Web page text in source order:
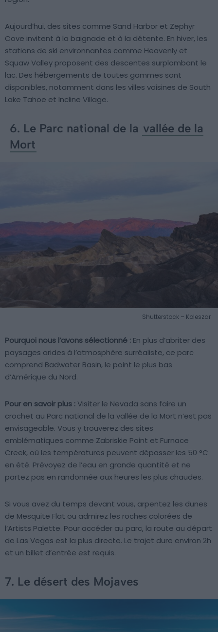
Aujourd’hui, des sites comme Sand Harbor et Zephyr
Cove invitent à la baignade et à la détente. En hiver, les
stations de ski environnantes comme Heavenly et
Squaw Valley proposent des descentes surplombant le
lac. Des hébergements de toutes gammes sont
disponibles, notamment dans les villes voisines de South
Lake Tahoe et Incline Village.
6. Le Parc national de la vallée de la
Mort
Shutterstock – Koleszar
Pourquoi nous l’avons sélectionné : En plus d’abriter des
paysages arides à l’atmosphère surréaliste, ce parc
comprend Badwater Basin, le point le plus bas
d’Amérique du Nord.
Pour en savoir plus :Visiter le Nevada sans faire un
crochet au Parc national de la vallée de la Mort n’est pas
envisageable. Vous y trouverez des sites
emblématiques comme Zabriskie Point et Furnace
Creek, où les températures peuvent dépasser les 50 °C
en été. Prévoyez de l’eau en grande quantité et ne
partez pas en randonnée aux heures les plus chaudes.
Si vous avez du temps devant vous, arpentez les dunes
de Mesquite Flat ou admirez les roches colorées de
l’Artists Palette. Pour accéder au parc, la route au départ
de Las Vegas est la plus directe. Le trajet dure environ 2h
et un billet d’entrée est requis.
7. Le désert des Mojaves